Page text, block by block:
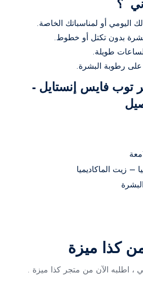
؟
اليومي أو لمناسباتك الخاصة.
بدون تكتل أو خطوط.
طويلة.
رطوبة البشرة.
توب فايس إنستايل -
– زيت الماكاديميا
كذا ميزة
، اطلبه الآن من متجر كذا ميزة .